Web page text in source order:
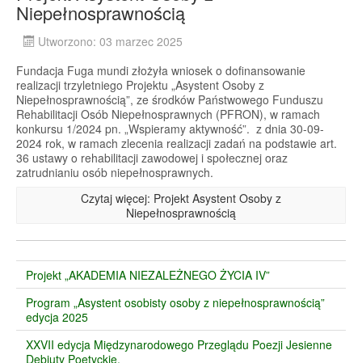
Niepełnosprawnością
Utworzono: 03 marzec 2025
Fundacja Fuga mundi złożyła wniosek o dofinansowanie
realizacji trzyletniego Projektu „Asystent Osoby z
Niepełnosprawnością”, ze środków Państwowego Funduszu
Rehabilitacji Osób Niepełnosprawnych (PFRON), w ramach
konkursu 1/2024 pn. „Wspieramy aktywność”. z dnia 30-09-
2024 rok, w ramach zlecenia realizacji zadań na podstawie art.
36 ustawy o rehabilitacji zawodowej i społecznej oraz
zatrudnianiu osób niepełnosprawnych.
Czytaj więcej: Projekt Asystent Osoby z
Niepełnosprawnością
Projekt „AKADEMIA NIEZALEŻNEGO ŻYCIA IV”
Program „Asystent osobisty osoby z niepełnosprawnością”
edycja 2025
XXVII edycja Międzynarodowego Przeglądu Poezji Jesienne
Debiuty Poetyckie.